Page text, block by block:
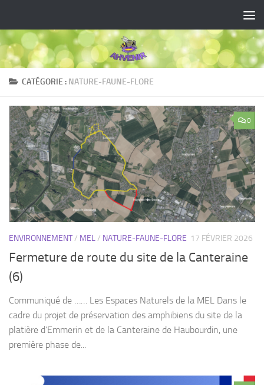
CATÉGORIE : NATURE-FAUNE-FLORE
0
ENVIRONNEMENT/ MEL/ NATURE-FAUNE-FLORE 17 FÉVRIER 2026
Fermeture de route du site de la Canteraine
(6)
Communiqué de …… Les Espaces Naturels de la MEL Dans le
cadre du projet de préservation des amphibiens du site de la
platière d’Emmerin et de la Canteraine de Haubourdin, une
première phase de...